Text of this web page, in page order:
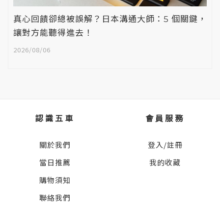
真心回饋卻總被誤解？日本溝通大師：5 個關鍵，
讓對方能聽得進去！
2026/08/06
認識五車
關於我們
當日推薦
購物須知
聯絡我們
會員服務
登入/註冊
我的收藏